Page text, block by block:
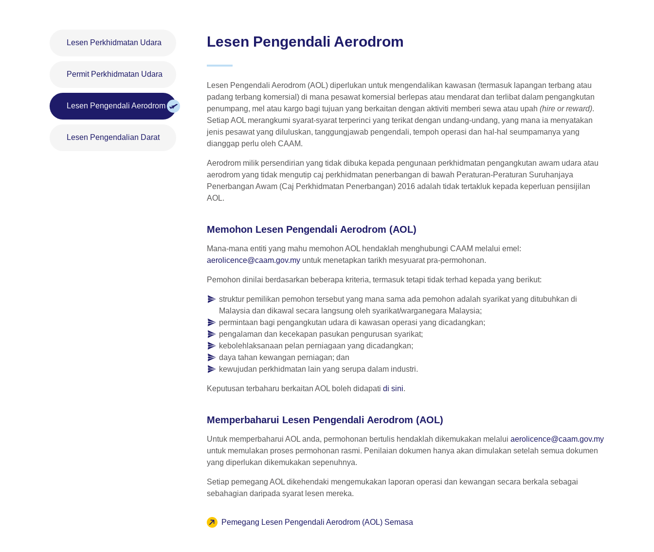
Lesen Perkhidmatan Udara
Permit Perkhidmatan Udara
Lesen Pengendali Aerodrom
Lesen Pengendalian Darat
Lesen Pengendali Aerodrom
Lesen Pengendali Aerodrom (AOL) diperlukan untuk mengendalikan kawasan (termasuk lapangan terbang atau
padang terbang komersial) di mana pesawat komersial berlepas atau mendarat dan terlibat dalam pengangkutan
penumpang, mel atau kargo bagi tujuan yang berkaitan dengan aktiviti memberi sewa atau upah (hire or reward).
Setiap AOL merangkumi syarat-syarat terperinci yang terikat dengan undang-undang, yang mana ia menyatakan
jenis pesawat yang diluluskan, tanggungjawab pengendali, tempoh operasi dan hal-hal seumpamanya yang
dianggap perlu oleh CAAM.
Aerodrom milik persendirian yang tidak dibuka kepada pengunaan perkhidmatan pengangkutan awam udara atau
aerodrom yang tidak mengutip caj perkhidmatan penerbangan di bawah Peraturan-Peraturan Suruhanjaya
Penerbangan Awam (Caj Perkhidmatan Penerbangan) 2016 adalah tidak tertakluk kepada keperluan pensijilan
AOL.
Memohon Lesen Pengendali Aerodrom (AOL)
Mana-mana entiti yang mahu memohon AOL hendaklah menghubungi CAAM melalui emel:
aerolicence@caam.gov.myuntuk menetapkan tarikh mesyuarat pra-permohonan.
Pemohon dinilai berdasarkan beberapa kriteria, termasuk tetapi tidak terhad kepada yang berikut:
struktur pemilikan pemohon tersebut yang mana sama ada pemohon adalah syarikat yang ditubuhkan di
Malaysia dan dikawal secara langsung oleh syarikat/warganegara Malaysia;
permintaan bagi pengangkutan udara di kawasan operasi yang dicadangkan;
pengalaman dan kecekapan pasukan pengurusan syarikat;
kebolehlaksanaan pelan perniagaan yang dicadangkan;
daya tahan kewangan perniagan; dan
kewujudan perkhidmatan lain yang serupa dalam industri.
Keputusan terbaharu berkaitan AOL boleh didapati di sini.
Memperbaharui Lesen Pengendali Aerodrom (AOL)
Untuk memperbaharui AOL anda, permohonan bertulis hendaklah dikemukakan melalui aerolicence@caam.gov.my
untuk memulakan proses permohonan rasmi. Penilaian dokumen hanya akan dimulakan setelah semua dokumen
yang diperlukan dikemukakan sepenuhnya.
Setiap pemegang AOL dikehendaki mengemukakan laporan operasi dan kewangan secara berkala sebagai
sebahagian daripada syarat lesen mereka.
Pemegang Lesen Pengendali Aerodrom (AOL) Semasa